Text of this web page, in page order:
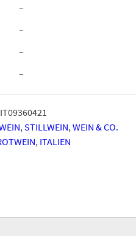
–
–
–
–
IT09360421
,STILLWEIN,WEIN & CO.
, ITALIEN